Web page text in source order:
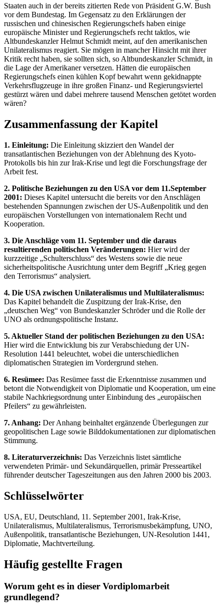
Staaten auch in der bereits zitierten Rede von Präsident G.W. Bush
vor dem Bundestag. Im Gegensatz zu den Erklärungen der
russischen und chinesischen Regierungschefs haben einige
europäische Minister und Regierungschefs recht taktlos, wie
Altbundeskanzler Helmut Schmidt meint, auf den amerikanischen
Unilateralismus reagiert. Sie mögen in mancher Hinsicht mit ihrer
Kritik recht haben, sie sollten sich, so Altbundeskanzler Schmidt, in
die Lage der Amerikaner versetzen. Hätten die europäischen
Regierungschefs einen kühlen Kopf bewahrt wenn gekidnappte
Verkehrsflugzeuge in ihre großen Finanz- und Regierungsviertel
gestürzt wären und dabei mehrere tausend Menschen getötet worden
wären?
Zusammenfassung der Kapitel
1. Einleitung: Die Einleitung skizziert den Wandel der
transatlantischen Beziehungen von der Ablehnung des Kyoto-
Protokolls bis hin zur Irak-Krise und legt die Forschungsfrage der
Arbeit fest.
2. Politische Beziehungen zu den USA vor dem 11.September
2001: Dieses Kapitel untersucht die bereits vor den Anschlägen
bestehenden Spannungen zwischen der US-Außenpolitik und den
europäischen Vorstellungen von internationalem Recht und
Kooperation.
3. Die Anschläge vom 11. September und die daraus
resultierenden politischen Veränderungen: Hier wird der
kurzzeitige „Schulterschluss“ des Westens sowie die neue
sicherheitspolitische Ausrichtung unter dem Begriff „Krieg gegen
den Terrorismus“ analysiert.
4. Die USA zwischen Unilateralismus und Multilateralismus:
Das Kapitel behandelt die Zuspitzung der Irak-Krise, den
„deutschen Weg“ von Bundeskanzler Schröder und die Rolle der
UNO als ordnungspolitische Instanz.
5. Aktueller Stand der politischen Beziehungen zu den USA:
Hier wird die Entwicklung bis zur Verabschiedung der UN-
Resolution 1441 beleuchtet, wobei die unterschiedlichen
diplomatischen Strategien im Vordergrund stehen.
6. Resümee: Das Resümee fasst die Erkenntnisse zusammen und
betont die Notwendigkeit von Diplomatie und Kooperation, um eine
stabile Nachkriegsordnung unter Einbindung des „europäischen
Pfeilers“ zu gewährleisten.
7. Anhang: Der Anhang beinhaltet ergänzende Überlegungen zur
geopolitischen Lage sowie Bilddokumentationen zur diplomatischen
Stimmung.
8. Literaturverzeichnis: Das Verzeichnis listet sämtliche
verwendeten Primär- und Sekundärquellen, primär Presseartikel
führender deutscher Tageszeitungen aus den Jahren 2000 bis 2003.
Schlüsselwörter
USA, EU, Deutschland, 11. September 2001, Irak-Krise,
Unilateralismus, Multilateralismus, Terrorismusbekämpfung, UNO,
Außenpolitik, transatlantische Beziehungen, UN-Resolution 1441,
Diplomatie, Machtverteilung.
Häufig gestellte Fragen
Worum geht es in dieser Vordiplomarbeit
grundlegend?